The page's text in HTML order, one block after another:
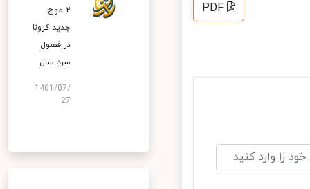
PDF
۲ موج
جدید کرونا
در فصول
سرد سال
1401/07/
27